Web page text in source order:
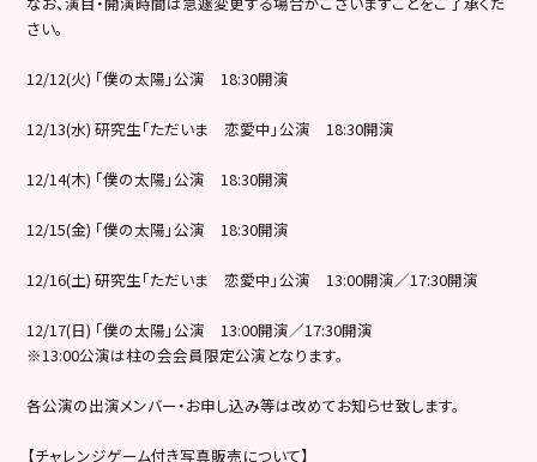
さい。
12/12(火) 「僕の太陽」公演 18:30開演
12/13(水) 研究生「ただいま 恋愛中」公演 18:30開演
12/14(木) 「僕の太陽」公演 18:30開演
12/15(金) 「僕の太陽」公演 18:30開演
12/16(土) 研究生「ただいま 恋愛中」公演 13:00開演／17:30開演
12/17(日) 「僕の太陽」公演 13:00開演／17:30開演
※13:00公演は柱の会会員限定公演となります。
各公演の出演メンバー・お申し込み等は改めてお知らせ致します。
【チャレンジゲーム付き写真販売について】